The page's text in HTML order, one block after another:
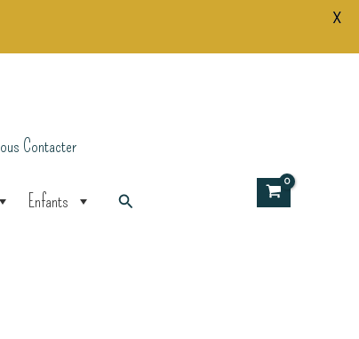
Contacter
Enfants Rechercher
X